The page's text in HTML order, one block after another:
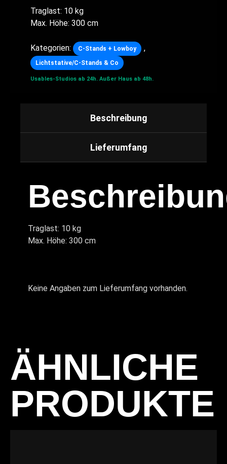
Traglast: 10 kg
Max. Höhe: 300 cm
Kategorien: C-Stands + Lowboy ,
Lichtstative/C-Stands & Co
Usables-Studios ab 24h. Außer Haus ab 48h.
Beschreibung
Lieferumfang
Traglast: 10 kg
Max. Höhe: 300 cm
Keine Angaben zum Lieferumfang vorhanden.
ÄHNLICHE
PRODUKTE